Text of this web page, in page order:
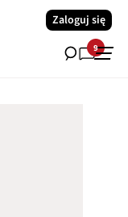
Zaloguj się
9